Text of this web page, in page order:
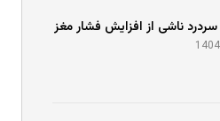
ناشی از افزایش فشار مغز